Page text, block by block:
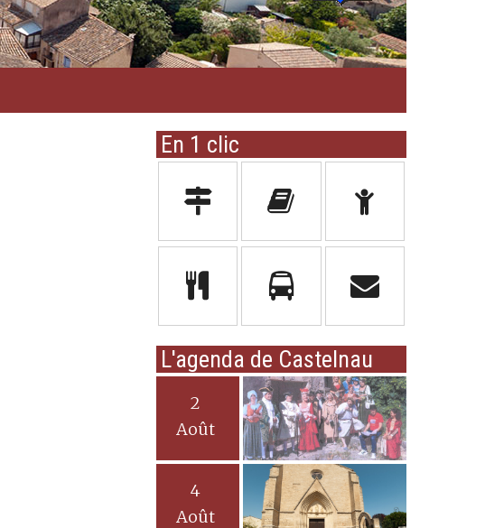
En 1 clic
L'agenda de Castelnau
2
Août
4
Août